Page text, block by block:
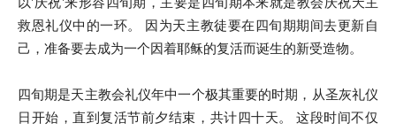
救恩礼仪中的一环。 因为天主教徒要在四旬期期间去更新自
己，准备要去成为一个因着耶稣的复活而诞生的新受造物。
四旬期是天主教会礼仪年中一个极其重要的时期，从圣灰礼仪
日开始，直到复活节前夕结束，共计四十天。 这段时间不仅